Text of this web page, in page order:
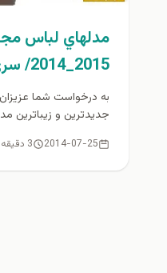
مدلهاي لباس
2015_2014/ سري 3
به درخواست شما
جدیدترین و زیباترین
2014-07-25 3 دقیقه مطالعه